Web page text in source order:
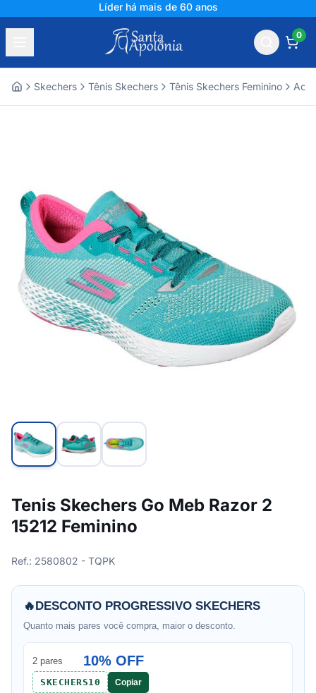
Líder há mais de 60 anos
0
Skechers Tênis Skechers Tênis Skechers Feminino
Tenis Skechers Go Meb Razor 2
15212 Feminino
Ref.: 2580802 - TQPK
🔥DESCONTO PROGRESSIVO SKECHERS
Quanto mais pares você compra, maior o desconto.
2 pares 10% OFF
SKECHERS10 Copiar